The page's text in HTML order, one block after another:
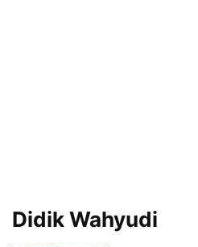
Didik Wahyudi